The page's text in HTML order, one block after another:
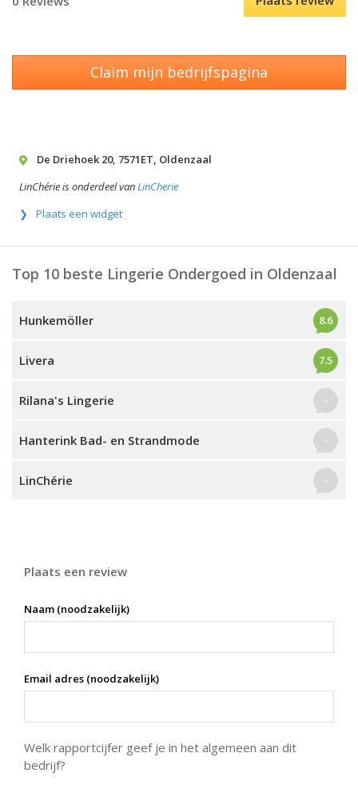
Claim mijn bedrijfspagina
De Driehoek 20, 7571ET, Oldenzaal
LinChérie is onderdeel vanLinCherie
Plaats een widget
Top 10 beste Lingerie Ondergoed in Oldenzaal
Hunkemöller 8.6
Livera 7.5
Rilana's Lingerie -
Hanterink Bad- en Strandmode -
LinChérie -
Plaats een review
Naam (noodzakelijk)
Email adres (noodzakelijk)
Welk rapportcijfer geef je in het algemeen aan dit
bedrijf?